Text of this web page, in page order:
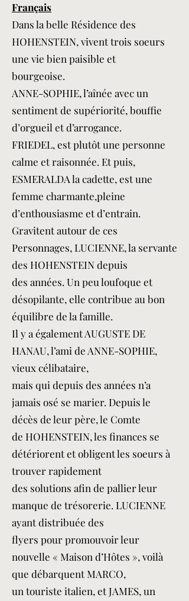
Français
Dans la belle Résidence des
HOHENSTEIN, vivent trois soeurs
une vie bien paisible et
bourgeoise.
ANNE-SOPHIE, l’aînée avec un
sentiment de supériorité, bouffie
d’orgueil et d’arrogance.
FRIEDEL, est plutôt une personne
calme et raisonnée. Et puis,
ESMERALDA la cadette, est une
femme charmante,pleine
d’enthousiasme et d’entrain.
Gravitent autour de ces
Personnages, LUCIENNE, la servante
des HOHENSTEIN depuis
des années. Un peu loufoque et
désopilante, elle contribue au bon
équilibre de la famille.
Il y a également AUGUSTE DE
HANAU, l’ami de ANNE-SOPHIE,
vieux célibataire,
mais qui depuis des années n’a
jamais osé se marier. Depuis le
décès de leur père, le Comte
de HOHENSTEIN, les finances se
détériorent et obligent les soeurs à
trouver rapidement
des solutions afin de pallier leur
manque de trésorerie. LUCIENNE
ayant distribuée des
flyers pour promouvoir leur
nouvelle « Maison d’Hôtes », voilà
que débarquent MARCO,
un touriste italien, et JAMES, un